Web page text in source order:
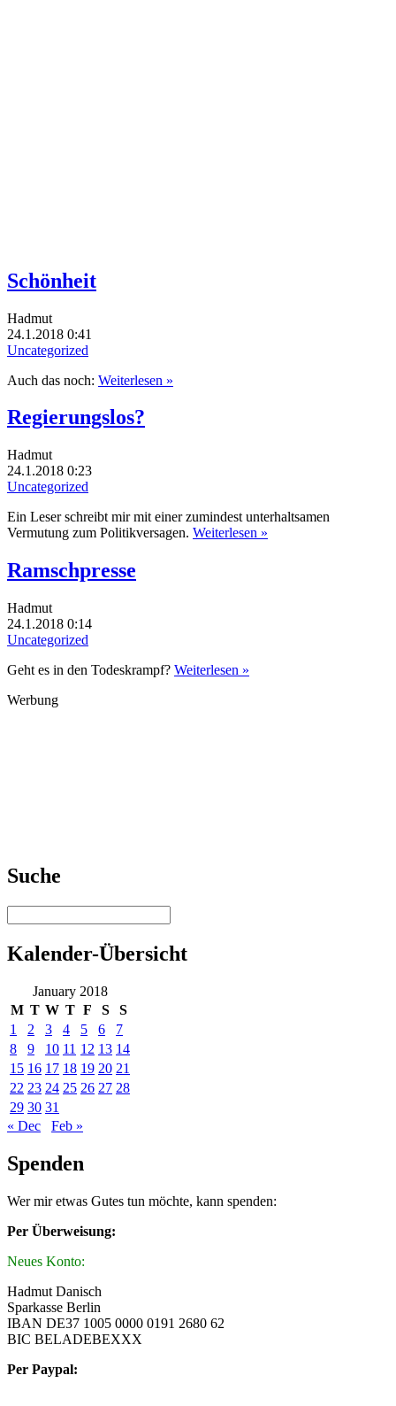
Schönheit
Hadmut
24.1.2018 0:41
Uncategorized
Auch das noch: Weiterlesen »
Regierungslos?
Hadmut
24.1.2018 0:23
Uncategorized
Ein Leser schreibt mir mit einer zumindest unterhaltsamen
Vermutung zum Politikversagen. Weiterlesen »
Ramschpresse
Hadmut
24.1.2018 0:14
Uncategorized
Geht es in den Todeskrampf? Weiterlesen »
Werbung
Suche
Kalender-Übersicht
January 2018
M T W T F S
S
1
2 3 4 5 6
7
8
9 10 11 12 13 14
15 16 17 18 19 20 21
22 23 24 25 26 27 28
29 30 31
« Dec
Feb »
Spenden
Wer mir etwas Gutes tun möchte, kann spenden:
Per Überweisung:
Neues Konto:
Hadmut Danisch
Sparkasse Berlin
IBAN DE37 1005 0000 0191 2680 62
BIC BELADEBEXXX
Per Paypal: